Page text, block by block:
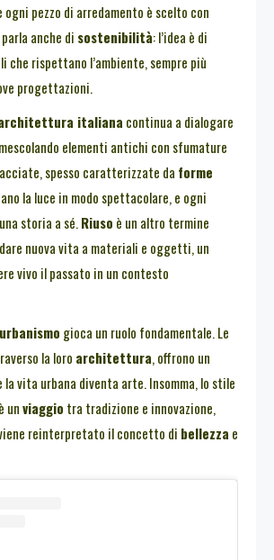
ogni pezzo di arredamento è scelto con
anche di sostenibilità: l’idea è di
che rispettano l’ambiente, sempre più
progettazioni.
italiana continua a dialogare
elementi antichi con sfumature
spesso caratterizzate da forme
la luce in modo spettacolare, e ogni
storia a sé.Riuso è un altro termine
nuova vita a materiali e oggetti, un
vivo il passato in un contesto
urbanismo gioca un ruolo fondamentale. Le
la loro architettura, offrono un
la vita urbana diventa arte. Insomma, lo stile
unviaggio tra tradizione e innovazione,
reinterpretato il concetto di bellezza e